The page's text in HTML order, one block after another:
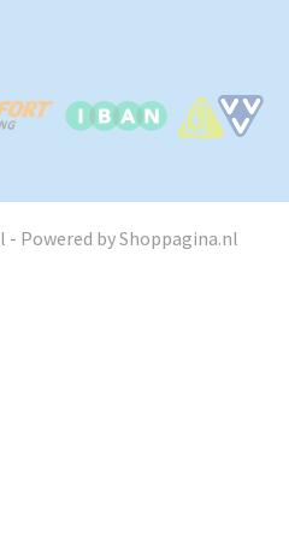
- Powered by Shoppagina.nl